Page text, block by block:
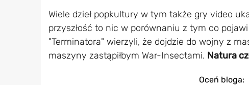
Wiele dzieł popkultury w tym także gry video
przyszłość to nic w porównaniu z tym co
"Terminatora" wierzyli, że dojdzie do wojny z
maszyny zastąpiłbym War-Insectami. Natura
Oceń bloga: